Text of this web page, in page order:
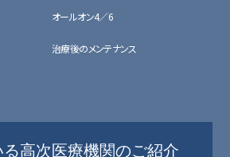
オールオン4／6
治療後のメンテナンス
高次医療機関のご紹介